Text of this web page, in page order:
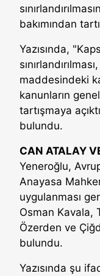
bakımından
Yazısında,
maddesindeki
kanunların
tartışmaya
bulundu.
CAN ATALAY
Yeneroğlu,
Anayasa
uygulanması
Osman Kavala,
Özerden ve
bulundu.
Yazısında şu